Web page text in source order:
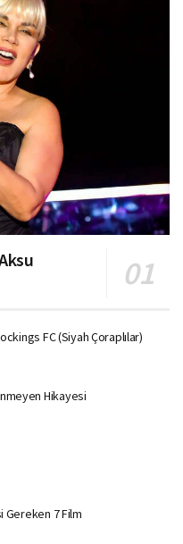
FC (Siyah Çoraplılar)
Hikayesi
Gereken 7 Film